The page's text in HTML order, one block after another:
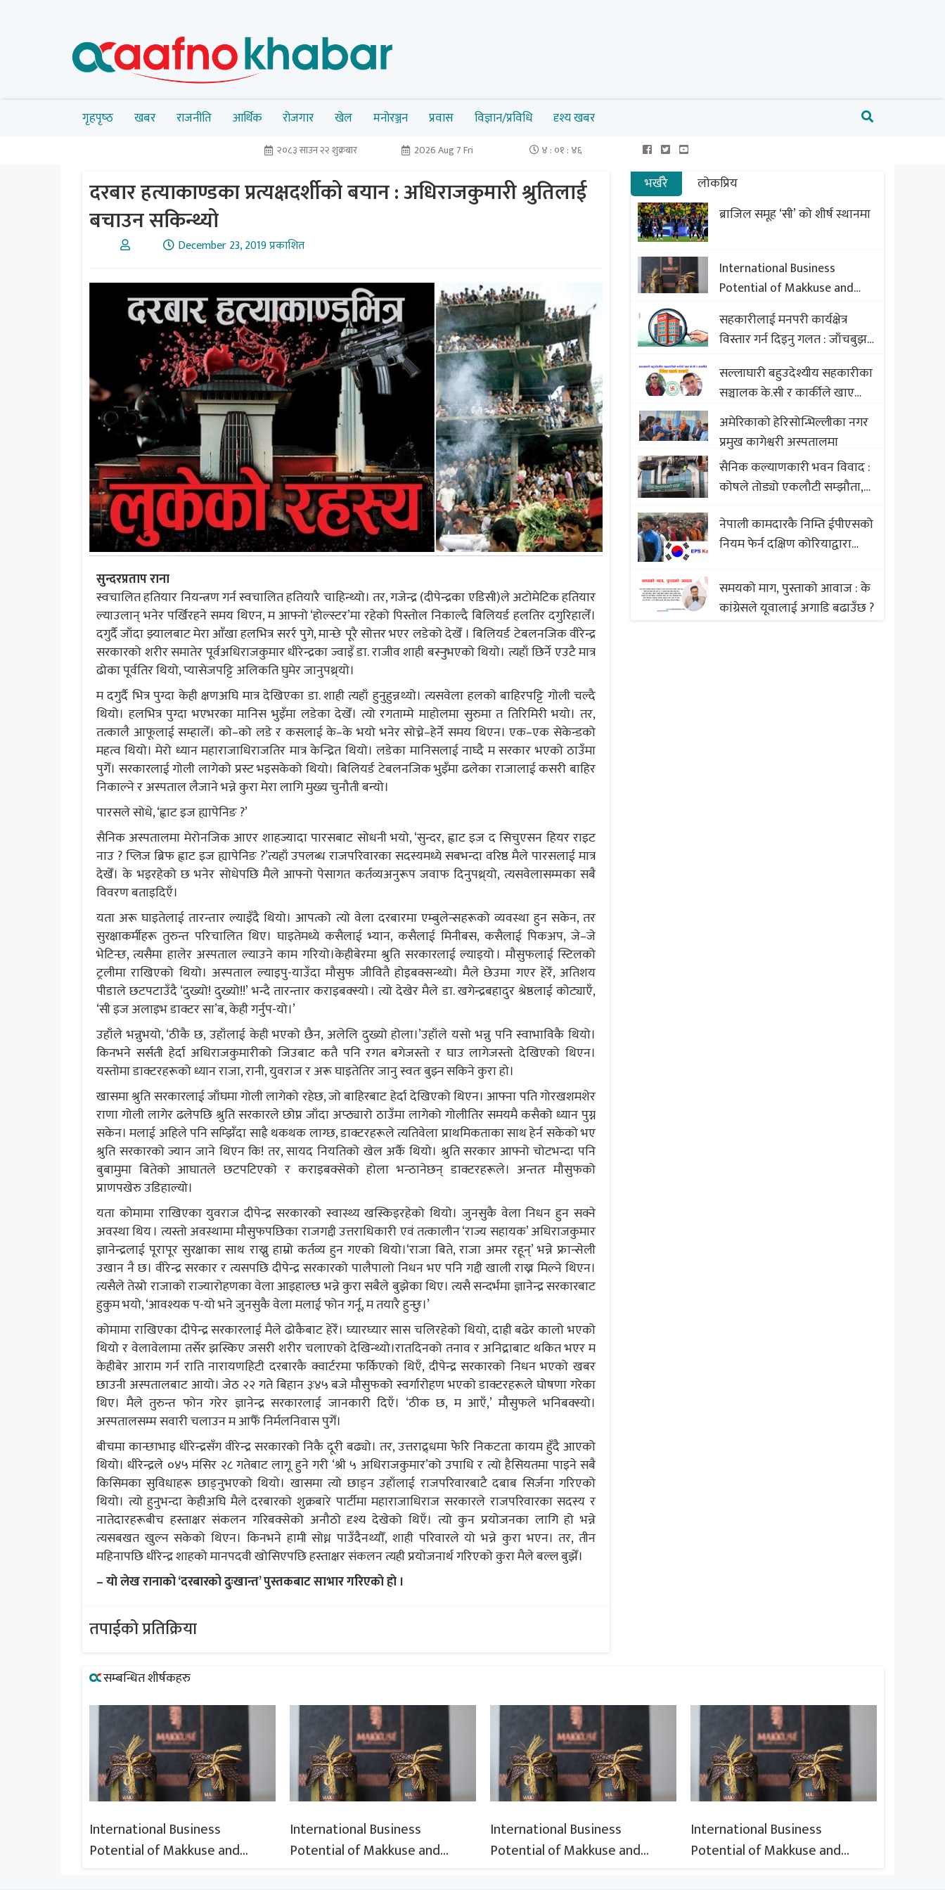
गृहपृष्‍ठ खबर राजनीति आर्थिक रोजगार खेल मनोरञ्जन प्रवास विज्ञान/प्रविधि दृश्य खबर
२०८३ साउन २२ शुक्रबार 2026 Aug 7 Fri ४ : ०१ : ४७
दरबार हत्याकाण्डका प्रत्यक्षदर्शीको बयान : अधिराजकुमारी श्रुतिलाई
बचाउन सकिन्थ्यो
December 23, 2019 प्रकाशित
सुन्दरप्रताप राना
स्वचालित हतियार नियन्त्रण गर्न स्वचालित हतियारै चाहिन्थ्यो। तर, गजेन्द्र (दीपेन्द्रका एडिसी)ले अटोमेटिक हतियार
ल्याउलान् भनेर पर्खिरहने समय थिएन, म आफ्नो ‘होल्स्टर’मा रहेको पिस्तोल निकाल्दै बिलियर्ड हलतिर दगुरिहालेँ।
दगुर्दै जाँदा झ्यालबाट मेरा आँखा हलभित्र सरर्र पुगे, मान्छे पूरै सोत्तर भएर लडेको देखेँ । बिलियर्ड टेबलनजिक वीरेन्द्र
सरकारको शरीर समातेर पूर्वअधिराजकुमार धीरेन्द्रका ज्वाइँ डा. राजीव शाही बस्नुभएको थियो। त्यहाँ छिर्ने एउटै मात्र
ढोका पूर्वतिर थियो, प्यासेजपट्टि अलिकति घुमेर जानुपथ्र्यो।
म दगुर्दै भित्र पुग्दा केही क्षणअघि मात्र देखिएका डा. शाही त्यहाँ हुनुहुन्नथ्यो। त्यसवेला हलको बाहिरपट्टि गोली चल्दै
थियो। हलभित्र पुग्दा भएभरका मानिस भुइँमा लडेका देखेँ। त्यो रगताम्मे माहोलमा सुरुमा त तिरिमिरी भयो। तर,
तत्कालै आफूलाई सम्हालेँ। को–को लडे र कसलाई के–के भयो भनेर सोच्ने–हेर्ने समय थिएन। एक–एक सेकेन्डको
महत्व थियो। मेरो ध्यान महाराजाधिराजतिर मात्र केन्द्रित थियो। लडेका मानिसलाई नाघ्दै म सरकार भएको ठाउँमा
पुगेँ। सरकारलाई गोली लागेको प्रस्ट भइसकेको थियो। बिलियर्ड टेबलनजिक भुइँमा ढलेका राजालाई कसरी बाहिर
निकाल्ने र अस्पताल लैजाने भन्ने कुरा मेरा लागि मुख्य चुनौती बन्यो।
पारसले सोधे, ‘ह्वाट इज ह्यापेनिङ ?’
सैनिक अस्पतालमा मेरोनजिक आएर शाहज्यादा पारसबाट सोधनी भयो, ‘सुन्दर, ह्वाट इज द सिचुएसन हियर राइट
नाउ ? प्लिज ब्रिफ ह्वाट इज ह्यापेनिङ ?’त्यहाँ उपलब्ध राजपरिवारका सदस्यमध्ये सबभन्दा वरिष्ठ मैले पारसलाई मात्र
देखेँ। के भइरहेको छ भनेर सोधेपछि मैले आफ्नो पेसागत कर्तव्यअनुरूप जवाफ दिनुपथ्र्यो, त्यसवेलासम्मका सबै
विवरण बताइदिएँ।
यता अरू घाइतेलाई तारन्तार ल्याइँदै थियो। आपत्को त्यो वेला दरबारमा एम्बुलेन्सहरूको व्यवस्था हुन सकेन, तर
सुरक्षाकर्मीहरू तुरुन्त परिचालित थिए। घाइतेमध्ये कसैलाई भ्यान, कसैलाई मिनीबस, कसैलाई पिकअप, जे–जे
भेटिन्छ, त्यसैमा हालेर अस्पताल ल्याउने काम गरियो।केहीबेरमा श्रुति सरकारलाई ल्याइयो । मौसुफलाई स्टिलको
ट्रलीमा राखिएको थियो। अस्पताल ल्याइपु-याउँदा मौसुफ जीवितै होइबक्सन्थ्यो। मैले छेउमा गएर हेरेँ, अतिशय
पीडाले छटपटाउँदै ‘दुख्यो! दुख्यो!!’ भन्दै तारन्तार कराइबक्स्यो । त्यो देखेर मैले डा. खगेन्द्रबहादुर श्रेष्ठलाई कोट्याएँ,
‘सी इज अलाइभ डाक्टर सा’ब, केही गर्नुप-यो।’
उहाँले भन्नुभयो, ‘ठीकै छ, उहाँलाई केही भएको छैन, अलेलि दुख्यो होला।’उहाँले यसो भन्नु पनि स्वाभाविकै थियो।
किनभने सर्सती हेर्दा अधिराजकुमारीको जिउबाट कतै पनि रगत बगेजस्तो र घाउ लागेजस्तो देखिएको थिएन।
यस्तोमा डाक्टरहरूको ध्यान राजा, रानी, युवराज र अरू घाइतेतिर जानु स्वतः बुझ्न सकिने कुरा हो।
खासमा श्रुति सरकारलाई जाँघमा गोली लागेको रहेछ, जो बाहिरबाट हेर्दा देखिएको थिएन। आफ्ना पति गोरखशमशेर
राणा गोली लागेर ढलेपछि श्रुति सरकारले छोप्न जाँदा अप्ठ्यारो ठाउँमा लागेको गोलीतिर समयमै कसैको ध्यान पुग्न
सकेन। मलाई अहिले पनि सम्झिँदा साह्रै थकथक लाग्छ, डाक्टरहरूले त्यतिवेला प्राथमिकताका साथ हेर्न सकेको भए
श्रुति सरकारको ज्यान जाने थिएन कि! तर, सायद नियतिको खेल अर्कै थियो। श्रुति सरकार आफ्नो चोटभन्दा पनि
बुबामुमा बितेको आघातले छटपटिएको र कराइबक्सेको होला भन्ठानेछन् डाक्टरहरूले। अन्ततः मौसुफको
प्राणपखेरु उडिहाल्यो।
यता कोमामा राखिएका युवराज दीपेन्द्र सरकारको स्वास्थ्य खस्किइरहेको थियो। जुनसुकै वेला निधन हुन सक्ने
अवस्था थिय । त्यस्तो अवस्थामा मौसुफपछिका राजगद्दी उत्तराधिकारी एवं तत्कालीन ‘राज्य सहायक’ अधिराजकुमार
ज्ञानेन्द्रलाई पूरापूर सुरक्षाका साथ राख्नु हाम्रो कर्तव्य हुन गएको थियो।‘राजा बिते, राजा अमर रहून्’ भन्ने फ्रान्सेली
उखान नै छ। वीरेन्द्र सरकार र त्यसपछि दीपेन्द्र सरकारको पालैपालो निधन भए पनि गद्दी खाली राख्न मिल्ने थिएन।
त्यसैले तेस्रो राजाको राज्यारोहणका वेला आइहाल्छ भन्ने कुरा सबैले बुझेका थिए। त्यसै सन्दर्भमा ज्ञानेन्द्र सरकारबाट
हुकुम भयो, ‘आवश्यक प-यो भने जुनसुकै वेला मलाई फोन गर्नू, म तयारै हुन्छु।’
कोमामा राखिएका दीपेन्द्र सरकारलाई मैले ढोकैबाट हेरेँ। घ्यारघ्यार सास चलिरहेको थियो, दाह्री बढेर कालो भएको
थियो र वेलावेलामा तर्सेर झस्किए जसरी शरीर चलाएको देखिन्थ्यो।रातदिनको तनाव र अनिद्राबाट थकित भएर म
केहीबेर आराम गर्न राति नारायणहिटी दरबारकै क्वार्टरमा फर्किएको थिएँ, दीपेन्द्र सरकारको निधन भएको खबर
छाउनी अस्पतालबाट आयो। जेठ २२ गते बिहान ३ः४५ बजे मौसुफको स्वर्गारोहण भएको डाक्टरहरूले घोषणा गरेका
थिए। मैले तुरुन्त फोन गरेर ज्ञानेन्द्र सरकारलाई जानकारी दिएँ। ‘ठीक छ, म आएँ,’ मौसुफले भनिबक्स्यो।
अस्पतालसम्म सवारी चलाउन म आफैँ निर्मलनिवास पुगेँ।
बीचमा कान्छाभाइ धीरेन्द्रसँग वीरेन्द्र सरकारको निकै दूरी बढ्यो। तर, उत्तराद्र्धमा फेरि निकटता कायम हुँदै आएको
थियो। धीरेन्द्रले ०४५ मंसिर २८ गतेबाट लागू हुने गरी ‘श्री ५ अधिराजकुमार’को उपाधि र त्यो हैसियतमा पाइने सबै
किसिमका सुविधाहरू छाड्नुभएको थियो। खासमा त्यो छाड्न उहाँलाई राजपरिवारबाटै दबाब सिर्जना गरिएको
थियो। त्यो हुनुभन्दा केहीअघि मैले दरबारको शुक्रबारे पार्टीमा महाराजाधिराज सरकारले राजपरिवारका सदस्य र
नातेदारहरूबीच हस्ताक्षर संकलन गरिबक्सेको अनौठो दृश्य देखेको थिएँ। त्यो कुन प्रयोजनका लागि हो भन्ने
त्यसबखत खुल्न सकेको थिएन। किनभने हामी सोध्न पाउँदैनथ्यौँ, शाही परिवारले यो भन्ने कुरा भएन। तर, तीन
महिनापछि धीरेन्द्र शाहको मानपदवी खोसिएपछि हस्ताक्षर संकलन त्यही प्रयोजनार्थ गरिएको कुरा मैले बल्ल बुझेँ।
– याे लेख रानाको ‘दरबारको दुःखान्त’ पुस्तकबाट साभार गरिएकाे हाे ।
तपाईको प्रतिक्रिया
भर्खरै
लोकप्रिय
ब्राजिल समूह ‘सी’ को शीर्ष स्थानमा
International Business
Potential of Makkuse and
Export Opportunities of
Nepali Sweets with Global
Comparison to Baklava
सहकारीलाई मनपरी कार्यक्षेत्र
विस्तार गर्न दिइनु गलत : जाँचबुझ
सल्लाघारी बहुउदेश्यीय सहकारीका
सञ्चालक के.सी र कार्कीले खाए
सदस्यको करोडौं बचत
अमेरिकाको हेरिसोन्भिल्लीका नगर
प्रमुख कागेश्वरी अस्पतालमा
सैनिक कल्याणकारी भवन विवाद :
कोषले तोड्यो एकलौटी सम्झौता,
बिखलबन्दमा (भिडियो)
नेपाली कामदारकै निम्ति ईपीएसको
नियम फेर्न दक्षिण कोरियाद्वारा
समयको माग, पुस्ताको आवाज : के
कांग्रेसले यूवालाई अगाडि बढाउँछ ?
सम्बन्धित शीर्षकहरु
International Business
Potential of Makkuse and
Export Opportunities of Nepali
International Business
Potential of Makkuse and
Export Opportunities of Nepali
International Business
Potential of Makkuse and
Export Opportunities of Nepali
International Business
Potential of Makkuse and
Export Opportunities of Nepali